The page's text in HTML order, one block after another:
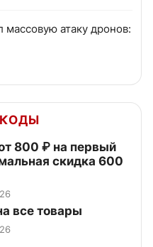
атаку дронов:
800 ₽ на первый
скидка 600
все товары